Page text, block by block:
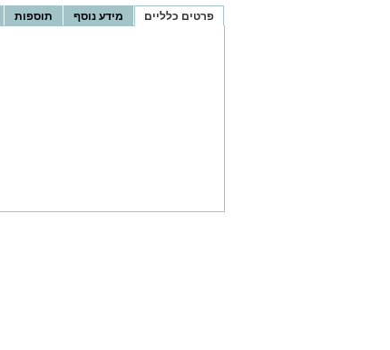
פרטים כלליים מידע נוסף תוספות